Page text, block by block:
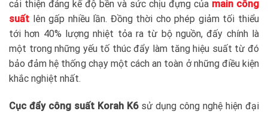
cải thiện đáng kế độ bền và sức chịu đựng của main công
suất lên gấp nhiều lần. Đồng thời cho phép giảm tối thiểu
tới hơn 40% lượng nhiệt tỏa ra từ bộ nguồn, đấy chính là
một trong những yếu tố thúc đẩy làm tăng hiệu suất từ đó
bảo đảm hệ thống chạy một cách an toàn ở những điều kiện
khắc nghiệt nhất.
Cục đẩy công suất Korah K6sử dụng công nghệ hiện đại